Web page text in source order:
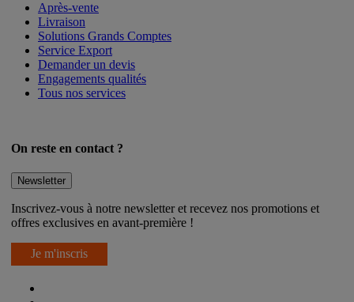
Après-vente
Livraison
Solutions Grands Comptes
Service Export
Demander un devis
Engagements qualités
Tous nos services
On reste en contact ?
Newsletter
Inscrivez-vous à notre newsletter et recevez nos promotions et
offres exclusives en avant-première !
Je m'inscris